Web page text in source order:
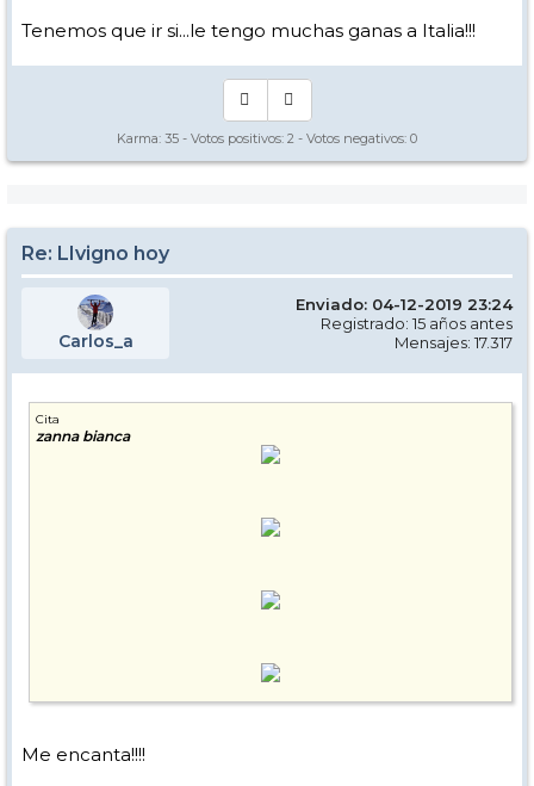
Tenemos que ir si...le tengo muchas ganas a Italia!!!
Karma: 35 - Votos positivos: 2 - Votos negativos: 0
Re: LIvigno hoy
Carlos_a
Enviado: 04-12-2019 23:24
Registrado: 15 años antes
Mensajes: 17.317
Cita
zanna bianca
Me encanta!!!!